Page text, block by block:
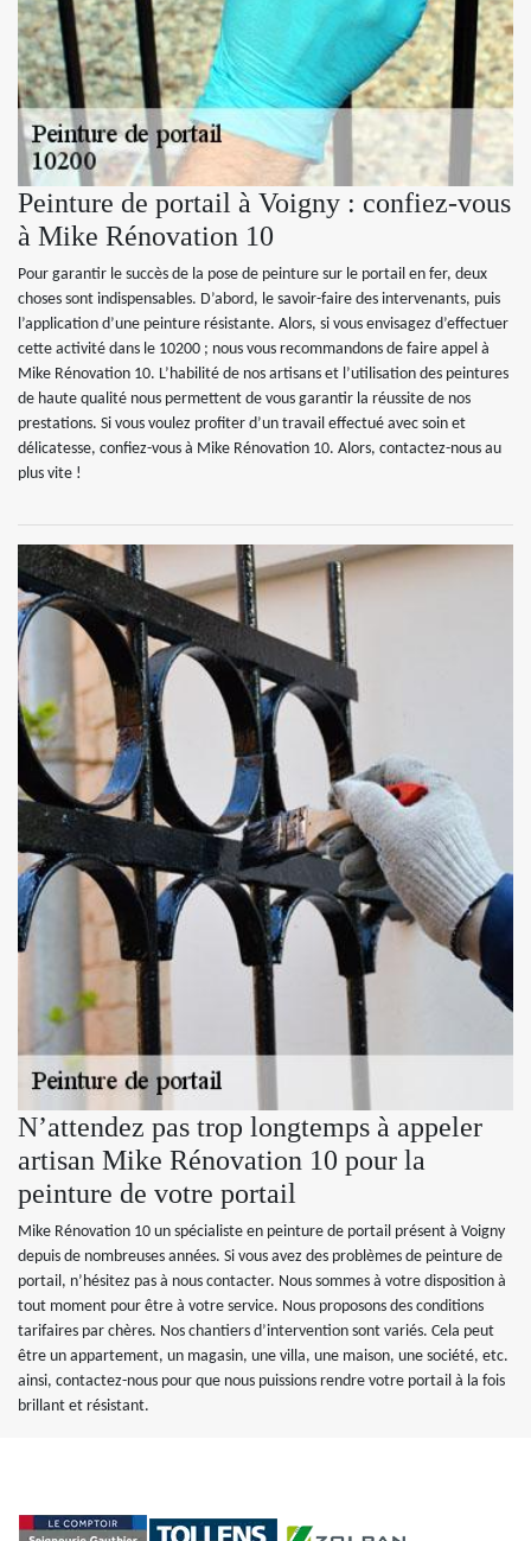
Peinture de portail à Voigny : confiez-vous
à Mike Rénovation 10
Pour garantir le succès de la pose de peinture sur le portail en fer, deux
choses sont indispensables. D’abord, le savoir-faire des intervenants, puis
l’application d’une peinture résistante. Alors, si vous envisagez d’effectuer
cette activité dans le 10200 ; nous vous recommandons de faire appel à
Mike Rénovation 10. L’habilité de nos artisans et l’utilisation des peintures
de haute qualité nous permettent de vous garantir la réussite de nos
prestations. Si vous voulez profiter d’un travail effectué avec soin et
délicatesse, confiez-vous à Mike Rénovation 10. Alors, contactez-nous au
plus vite !
N’attendez pas trop longtemps à appeler
artisan Mike Rénovation 10 pour la
peinture de votre portail
Mike Rénovation 10 un spécialiste en peinture de portail présent à Voigny
depuis de nombreuses années. Si vous avez des problèmes de peinture de
portail, n’hésitez pas à nous contacter. Nous sommes à votre disposition à
tout moment pour être à votre service. Nous proposons des conditions
tarifaires par chères. Nos chantiers d’intervention sont variés. Cela peut
être un appartement, un magasin, une villa, une maison, une société, etc.
ainsi, contactez-nous pour que nous puissions rendre votre portail à la fois
brillant et résistant.